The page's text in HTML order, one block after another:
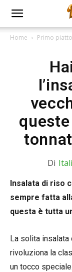
Home Primo piatto
Di
Insalata di riso
sempre fatta
questa è tutta
La solita insalata
rivoluziona la
un tocco